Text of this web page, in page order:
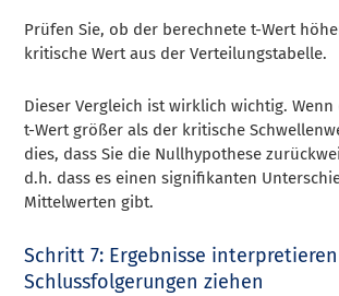
Prüfen Sie, ob der berechnete t-Wert
kritische Wert aus der Verteilungstabelle.
Dieser Vergleich ist wirklich wichtig.
t-Wert größer als der kritische
dies, dass Sie die Nullhypothese
d.h. dass es einen signifikanten
Mittelwerten gibt.
Schritt 7: Ergebnisse
Schlussfolgerungen ziehen